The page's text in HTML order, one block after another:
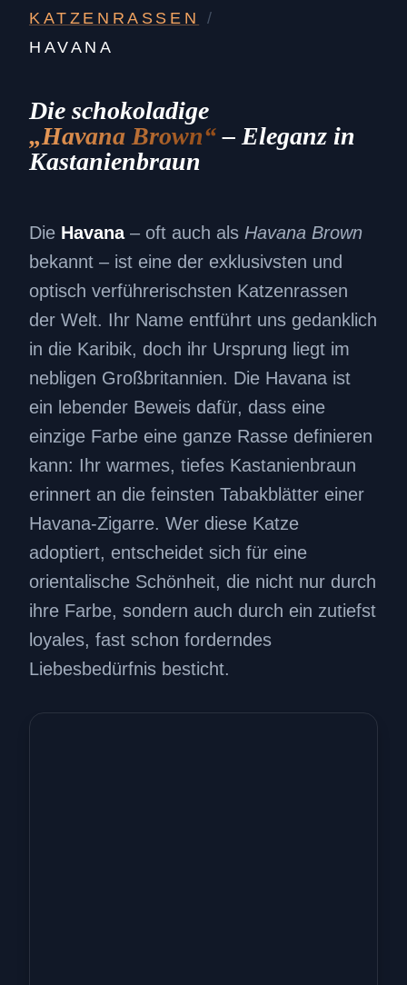
KATZENRASSEN
/
HAVANA
Die schokoladige
„Havana Brown“– Eleganz in
Kastanienbraun
Die Havana– oft auch als Havana Brown
bekannt – ist eine der exklusivsten und
optisch verführerischsten Katzenrassen
der Welt. Ihr Name entführt uns gedanklich
in die Karibik, doch ihr Ursprung liegt im
nebligen Großbritannien. Die Havana ist
ein lebender Beweis dafür, dass eine
einzige Farbe eine ganze Rasse definieren
kann: Ihr warmes, tiefes Kastanienbraun
erinnert an die feinsten Tabakblätter einer
Havana-Zigarre. Wer diese Katze
adoptiert, entscheidet sich für eine
orientalische Schönheit, die nicht nur durch
ihre Farbe, sondern auch durch ein zutiefst
loyales, fast schon forderndes
Liebesbedürfnis besticht.